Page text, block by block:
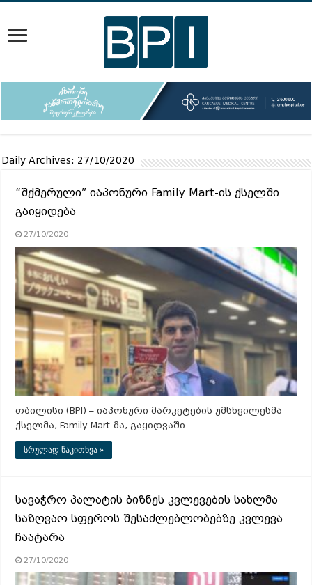
Daily Archives: 27/10/2020
“შქმერული” იაპონური Family Mart-ის ქსელში
გაიყიდება
27/10/2020
თბილისი (BPI) – იაპონური მარკეტების უმსხვილესმა
ქსელმა, Family Mart-მა, გაყიდვაში …
სრულად წაკითხვა »
სავაჭრო პალატის ბიზნეს კვლევების სახლმა
საზღვაო სფეროს შესაძლებლობებზე კვლევა
ჩაატარა
27/10/2020